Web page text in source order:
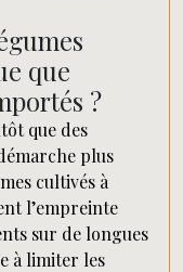
que
?
que des
plus
cultivés à
l’empreinte
sur de longues
à limiter les